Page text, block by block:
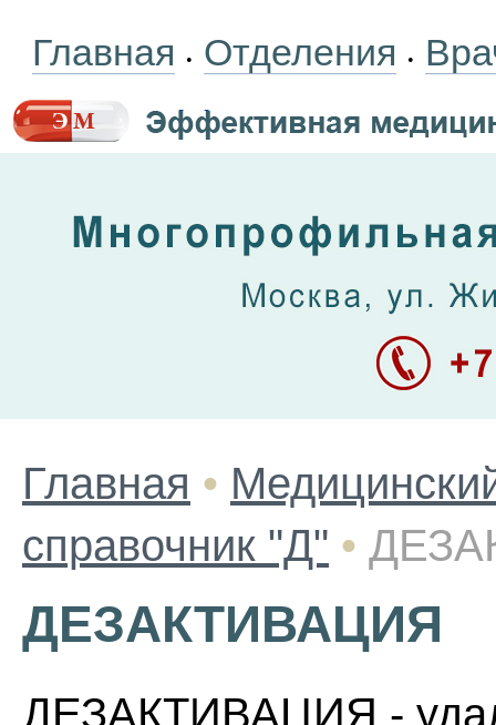
Главная • Отделения •
Главная •
справочник "Д" •
ДЕЗАКТИВАЦИЯ
ДЕЗАКТИВАЦИЯ -